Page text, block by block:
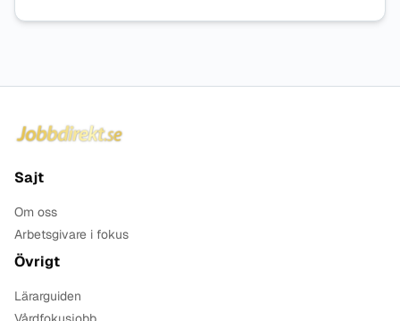
Sajt
Om oss
Arbetsgivare i fokus
Övrigt
Lärarguiden